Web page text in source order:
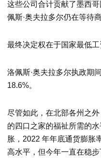
这些公司合计贡献了墨西
佩斯·奥夫拉多尔仍在等待
最终决定权在于国家最低工
洛佩斯·奥夫拉多尔执政期
18.6%。
尽管如此，在北部各州之
的四口之家的福祉所需的
胀，2022 年年底通货膨胀
高水平，但今年一直在稳